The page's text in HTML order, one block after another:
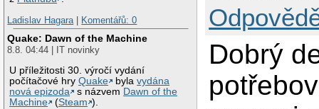
Ladislav Hagara
Komentářů: 0
Quake: Dawn of the Machine
8.8. 04:44 | IT novinky
U příležitosti 30. výročí vydání
počítačové hryQuake bylavydána
nová epizoda
s názvem Dawn of the
Machine
(Steam ).
Dobrý